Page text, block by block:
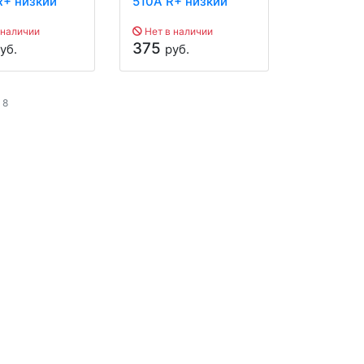
Нет в наличии
375 руб.
8